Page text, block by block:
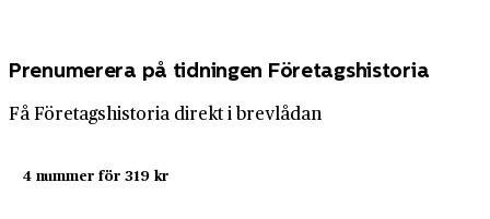
Prenumerera på tidningen Företagshistoria
Få Företagshistoria direkt i brevlådan
4 nummer för 319 kr